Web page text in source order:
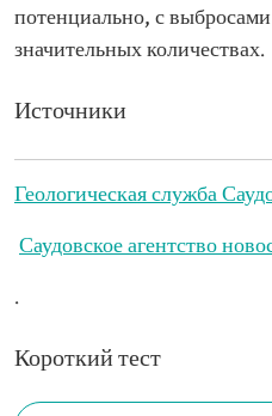
потенциально, с
значительных количествах.
Источники
Геологическая служба
Саудовское агентство
.
Короткий тест